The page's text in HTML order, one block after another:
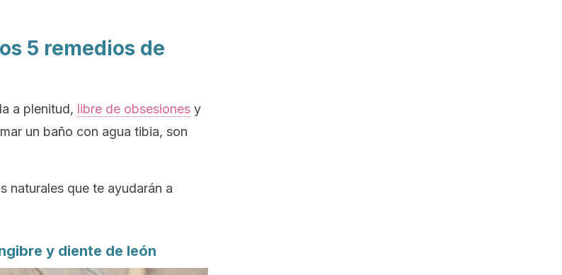
5 remedios de
a plenitud, libre de obsesiones y
un baño con agua tibia, son
naturales que te ayudarán a
y diente de león